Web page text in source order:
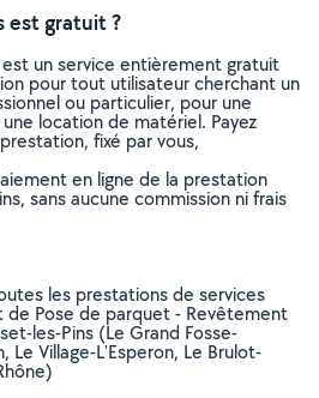
est gratuit ?
un service entièrement gratuit
pour tout utilisateur cherchant un
ou particulier, pour une
location de matériel. Payez
fixé par vous,
en ligne de la prestation
sans aucune commission ni frais
les prestations de services
Pose de parquet - Revêtement
les-Pins (Le Grand Fosse-
Le Village-L'Esperon, Le Brulot-